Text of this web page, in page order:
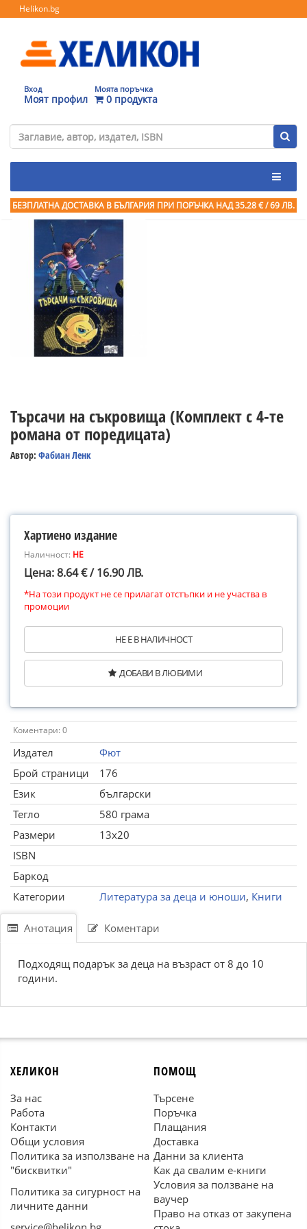
Helikon.bg
Вход
Моят профил
Моята поръчка
0 продукта
БЕЗПЛАТНА ДОСТАВКА В БЪЛГАРИЯ ПРИ ПОРЪЧКА НАД 35.28 € / 69 ЛВ.
Търсачи на съкровища (Комплект с 4-те
романа от поредицата)
Автор: Фабиан Ленк
Хартиено издание
Наличност: НЕ
Цена: 8.64 € / 16.90 ЛВ.
*На този продукт не се прилагат отстъпки и не участва в
промоции
НЕ Е В НАЛИЧНОСТ
ДОБАВИ В ЛЮБИМИ
Коментари: 0
Издател
Фют
Брой страници
176
Език
български
Тегло
580 грама
Размери
13x20
ISBN
Баркод
Категории
Литература за деца и юноши, Книги
Анотация Коментари
Подходящ подарък за деца на възраст от 8 до 10
години.
ХЕЛИКОН
За нас
Работа
Контакти
Общи условия
Политика за използване на
"бисквитки"
Политика за сигурност на
личните данни
ПОМОЩ
Търсене
Поръчка
Плащания
Доставка
Данни за клиента
Как да свалим е-книги
Условия за ползване на
ваучер
Право на отказ от закупена